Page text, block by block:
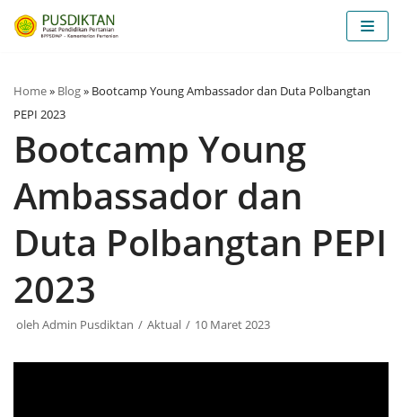
Lompat
ke
Home» Blog» Bootcamp Young Ambassador dan Duta Polbangtan
PEPI 2023
Bootcamp Young
Ambassador dan
Duta Polbangtan PEPI
2023
oleh Admin Pusdiktan Aktual 10 Maret 2023